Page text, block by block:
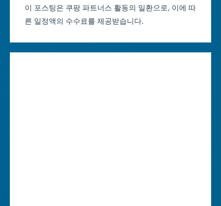
대구축제 일정
인천축제 일정
이 포스팅은 쿠팡 파트너스 활동의 일환으로, 이에 따
른 일정액의 수수료를 제공받습니다.